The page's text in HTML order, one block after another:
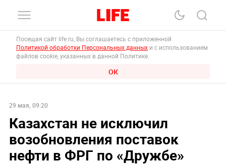
Посещая сайт life.ru, Вы соглашаетесь с приложенной
Политикой обработки Персональных данных и с использованием
файлов cookie, указанных в данной Политике.
ОК
29 мая, 09:20
Казахстан не исключил
возобновления поставок
нефти в ФРГ по «Дружбе»